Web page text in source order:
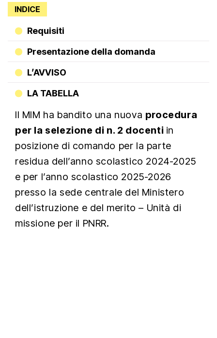
INDICE
Requisiti
Presentazione della domanda
L’AVVISO
LA TABELLA
Il MIM ha bandito una nuova procedura
per la selezione di n. 2 docenti in
posizione di comando per la parte
residua dell’anno scolastico 2024-2025
e per l’anno scolastico 2025-2026
presso la sede centrale del Ministero
dell’istruzione e del merito – Unità di
missione per il PNRR.